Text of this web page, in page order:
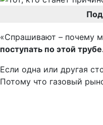
«Спрашивают – почему
поступать по этой
Если одна или другая
Потому что газовый